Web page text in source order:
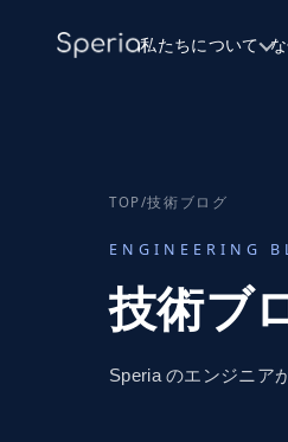
私たちについて
TOP/技術ブログ
ENGINEERING
技術ブ
Speria のエンジニア